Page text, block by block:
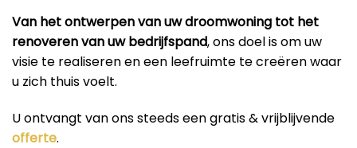
Van het ontwerpen van uw droomwoning tot het
renoveren van uw bedrijfspand, ons doel is om uw
visie te realiseren en een leefruimte te creëren waar
u zich thuis voelt.
U ontvangt van ons steeds een gratis & vrijblijvende
offerte.